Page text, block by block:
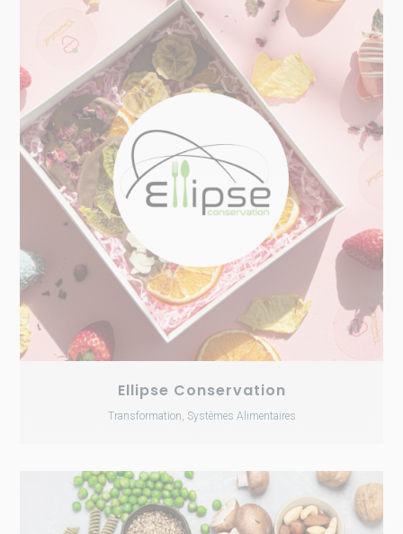
Ellipse Conservation
Transformation, Systèmes Alimentaires